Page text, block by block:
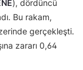
), dördüncü
Bu rakam,
gerçekleşti.
zararı 0,64